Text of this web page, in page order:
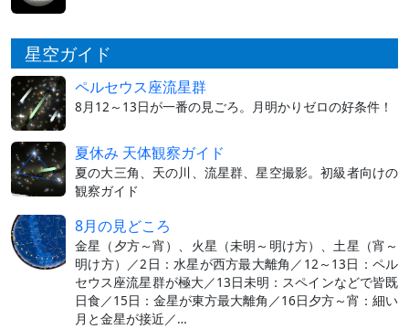
星空ガイド
ペルセウス座流星群
8月12～13日が一番の見ごろ。月明かりゼロの好条件！
夏休み 天体観察ガイド
夏の大三角、天の川、流星群、星空撮影。初級者向けの
観察ガイド
8月の見どころ
金星（夕方～宵）、火星（未明～明け方）、土星（宵～
明け方）／2日：水星が西方最大離角／12～13日：ペル
セウス座流星群が極大／13日未明：スペインなどで皆既
日食／15日：金星が東方最大離角／16日夕方～宵：細い
月と金星が接近／…